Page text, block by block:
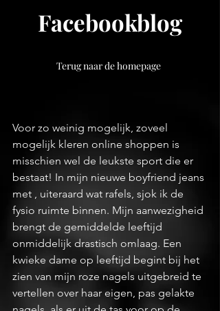
Facebookblog
Terug naar de homepage
Voor zo weinig mogelijk, zoveel
mogelijk kleren online shoppen is
misschien wel de leukste sport die er
bestaat! In mijn nieuwe boyfriend jeans
met , uiteraard wat rafels, sjok ik de
fysio ruimte binnen. Mijn aanwezigheid
brengt de gemiddelde leeftijd
onmiddelijk drastisch omlaag. Een
kwieke dame op leeftijd begint bij het
zien van mijn roze nagels uitgebreid te
vertellen over haar eigen, pas gelakte